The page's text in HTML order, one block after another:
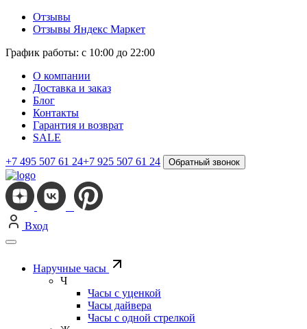
Отзывы
Отзывы Яндекс Маркет
График работы: с 10:00 до 22:00
О компании
Доставка и заказ
Блог
Контакты
Гарантия и возврат
SALE
+7 495 507 61 24+7 925 507 61 24 Обратный звонок
Вход
Наручные часы
Ч
Часы с уценкой
Часы дайвера
Часы с одной стрелкой